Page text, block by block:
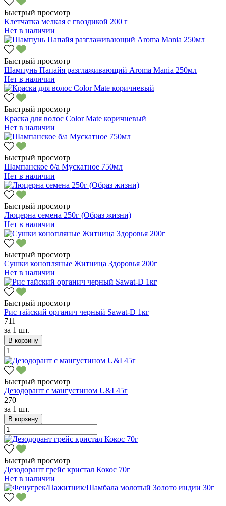
Быстрый просмотр
Клетчатка мелкая с гвоздикой 200 г
Нет в наличии
Быстрый просмотр
Шампунь Папайя разглаживающий Aroma Mania 250мл
Нет в наличии
Быстрый просмотр
Краска для волос Color Mate коричневый
Нет в наличии
Быстрый просмотр
Шампанское б/а Мускатное 750мл
Нет в наличии
Быстрый просмотр
Люцерна семена 250г (Образ жизни)
Нет в наличии
Быстрый просмотр
Сушки конопляные Житница Здоровья 200г
Нет в наличии
Быстрый просмотр
Рис тайский органич черный Sawat-D 1кг
711
за 1 шт.
В корзину
Быстрый просмотр
Дезодорант с мангустином U&I 45г
270
за 1 шт.
В корзину
Быстрый просмотр
Дезодорант грейс кристал Кокос 70г
Нет в наличии